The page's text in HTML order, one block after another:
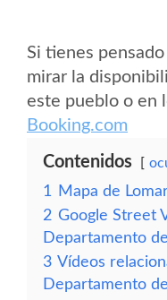
Si tienes
mirar la
este pueblo o en
Booking.com
Contenidos
1
Mapa de
2 Google Street
Departamento
3 Vídeos
Departamento